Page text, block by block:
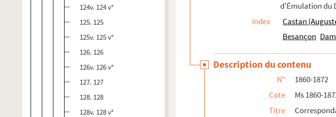
124v. 124 v°
125. 125
125v. 125 v°
126. 126
126v. 126 v°
127. 127
128. 128
128v. 128 v°
d'Émulation du
Index
Castan
Besançon
Description du contenu
N°
1860-1872
Cote
Ms 1860-
Titre